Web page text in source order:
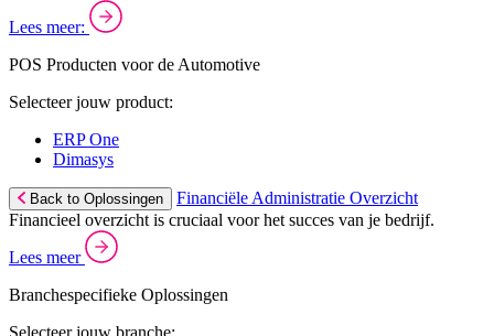
Lees meer:
POS Producten voor de Automotive
Selecteer jouw product:
ERP One
Dimasys
Back to Oplossingen
Financiële Administratie Overzicht
Financieel overzicht is cruciaal voor het succes van je bedrijf.
Lees meer
Branchespecifieke Oplossingen
Selecteer jouw branche: